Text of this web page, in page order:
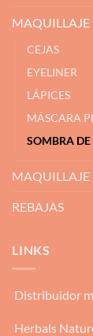
MAQUILLAJE
CEJAS
EYELINER
LÁPICES
MÁSCARA
SOMBRA DE
MAQUILLAJE
REBAJAS
LINKS
Distribuidor
Herbals